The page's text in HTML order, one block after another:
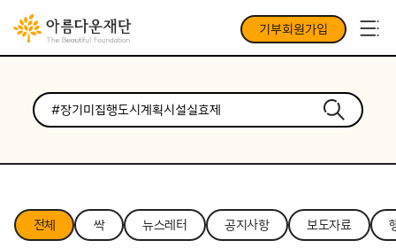
기부회원가입
전체 싹 뉴스레터 공지사항 보도자료